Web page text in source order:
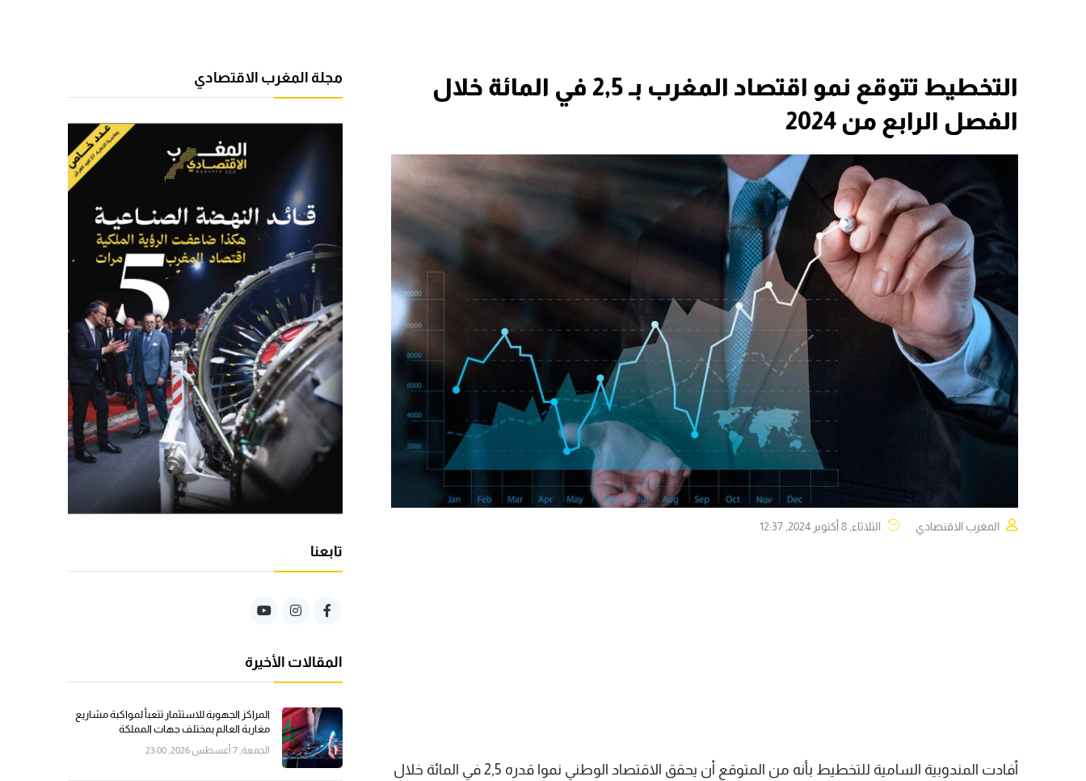
التخطيط تتوقع نمو اقتصاد المغرب بـ 2,5 في المائة خلال
الفصل الرابع من 2024
المغرب الاقتصادي الثلاثاء, 8 أكتوبر 2024, 12:37
أفادت المندوبية السامية للتخطيط بأنه من المتوقع أن يحقق الاقتصاد الوطني نموا قدره 2,5 في المائة خلال
مجلة المغرب الاقتصادي
تابعنا
المقالات الأخيرة
المراكز الجهوية للاستثمار تتعبأ لمواكبة مشاريع
مغاربة العالم بمختلف جهات المملكة
الجمعة, 7 أغسطس 2026, 23:00